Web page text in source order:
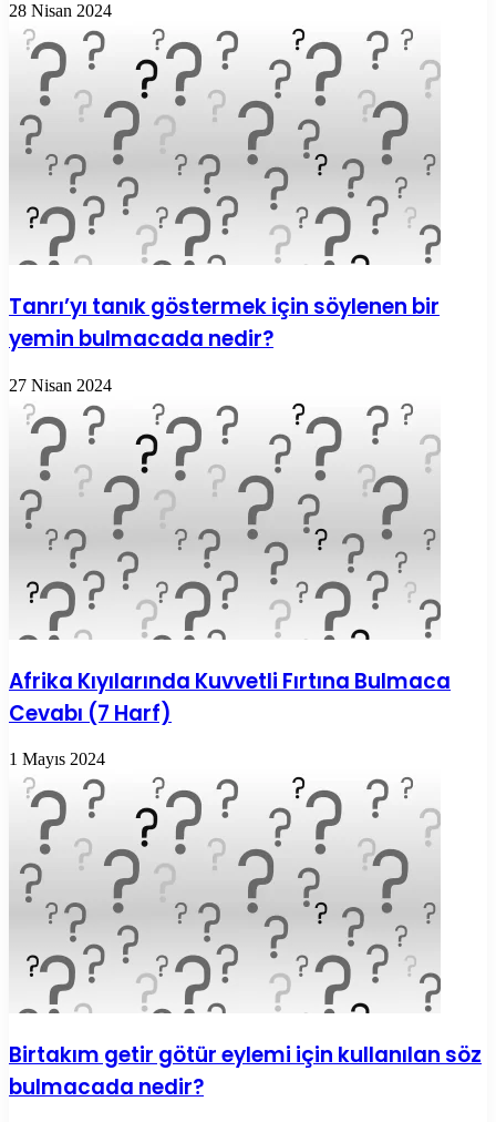
28 Nisan 2024
Tanrı’yı tanık göstermek için söylenen bir
yemin bulmacada nedir?
27 Nisan 2024
Afrika Kıyılarında Kuvvetli Fırtına Bulmaca
Cevabı (7 Harf)
1 Mayıs 2024
Birtakım getir götür eylemi için kullanılan söz
bulmacada nedir?